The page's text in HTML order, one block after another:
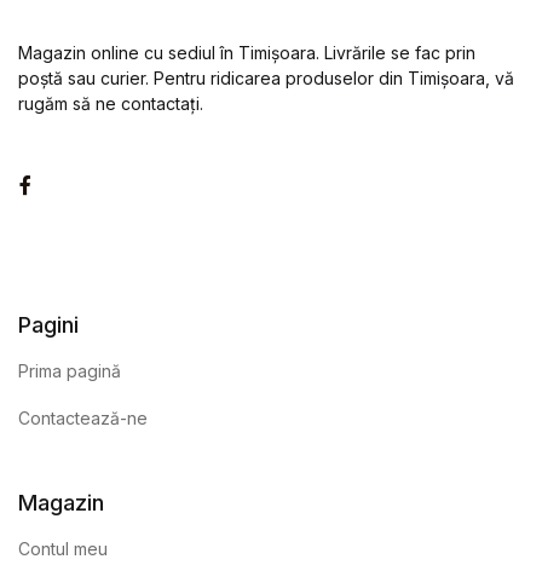
Magazin online cu sediul în Timișoara. Livrările se fac prin
poștă sau curier. Pentru ridicarea produselor din Timișoara, vă
rugăm să ne contactați.
Pagini
Prima pagină
Contactează-ne
Magazin
Contul meu